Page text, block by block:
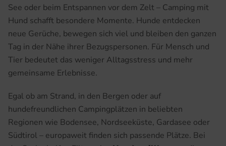
See oder beim Entspannen vor dem Zelt – Camping mit
Hund schafft besondere Momente. Hunde entdecken
neue Gerüche, bewegen sich viel und bleiben den ganzen
Tag in der Nähe ihrer Bezugspersonen. Für Mensch und
Tier bedeutet das weniger Alltagsstress und mehr
gemeinsame Erlebnisse.
Egal ob am Strand, in den Bergen oder auf
hundefreundlichen Campingplätzen in beliebten
Regionen wie Bodensee, Nordseeküste, Gardasee oder
Südtirol – europaweit finden sich passende Plätze. Bei